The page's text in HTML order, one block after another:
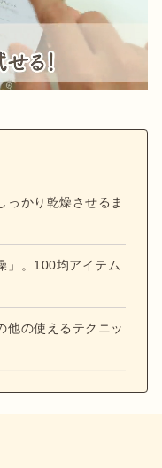
っかり乾燥させるま
」。100均アイテム
他の使えるテクニッ